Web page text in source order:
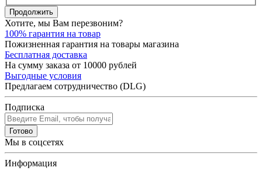
Продолжить
Хотите, мы Вам перезвоним?
100% гарантия на товар
Пожизненная гарантия на товары магазина
Бесплатная доставка
На сумму заказа от 10000 рублей
Выгодные условия
Предлагаем сотрудничество (DLG)
Подписка
Готово
Мы в соцсетях
Информация